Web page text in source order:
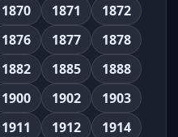
1870 1871
1872
1876 1877
1878
1882 1885
1888
1900 1902
1903
1911 1912
1914